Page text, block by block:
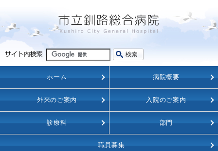
ホーム 病院概要
外来のご案内 入院のご案内
診療科 部門
職員募集